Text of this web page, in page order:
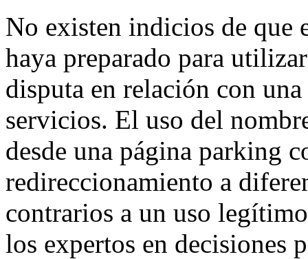
No existen indicios de que
haya preparado para
disputa en relación con
servicios. El uso del
desde una página parking
redireccionamiento a
contrarios a un uso
los expertos en decisiones